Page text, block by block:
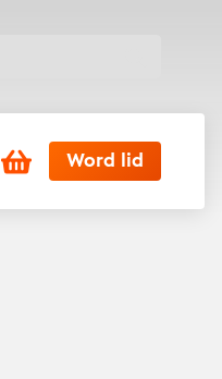
Winkelwagen
Word lid